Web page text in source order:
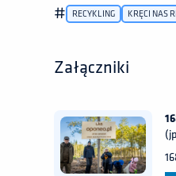
# RECYKLING KRĘCI NAS
Załączniki